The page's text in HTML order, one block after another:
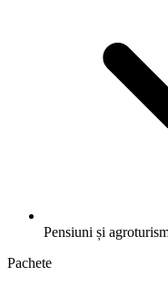
Shopify vs
Pensiuni și
Pachete